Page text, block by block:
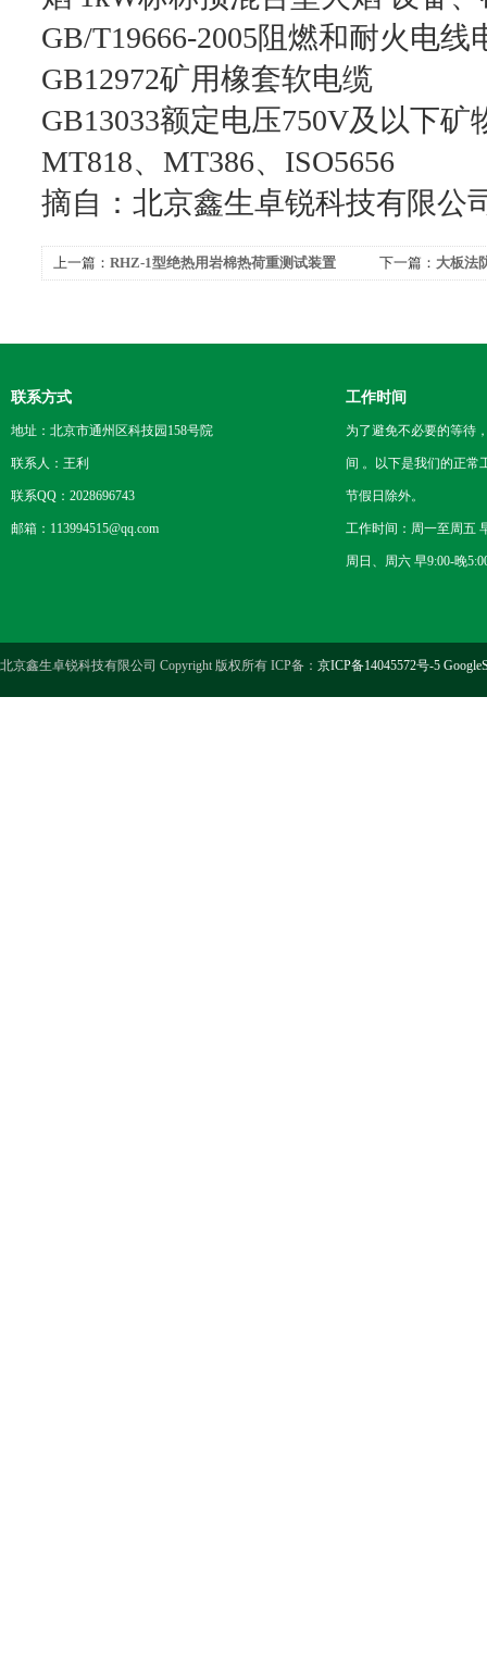
GB/T19666-2005阻燃和耐火电
GB12972矿用橡套软电缆
GB13033额定电压750V及以下
MT818、MT386、ISO5656
摘自：北京鑫生卓锐科技有限公
上一篇： RHZ-1型绝热用岩棉热荷重测试装置
下一篇： 大板法
联系方式
地址：北京市通州区科技园158号院
联系人：王利
联系QQ：2028696743
邮箱：113994515@qq.com
工作时间
为了避免不必要的等待
间 。以下是我们的正常
节假日除外。
工作时间：周一至周五
周日、周六 早9:00-晚
北京鑫生卓锐科技有限公司 Copyright 版权所有 ICP备： 京ICP备14045572号-5